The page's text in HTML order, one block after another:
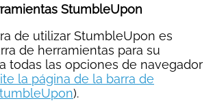
StumbleUpon
de utilizar StumbleUpon es
de herramientas para su
todas las opciones de navegador
la página de la barra de
).